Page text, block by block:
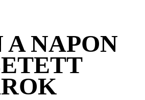
A NAPON